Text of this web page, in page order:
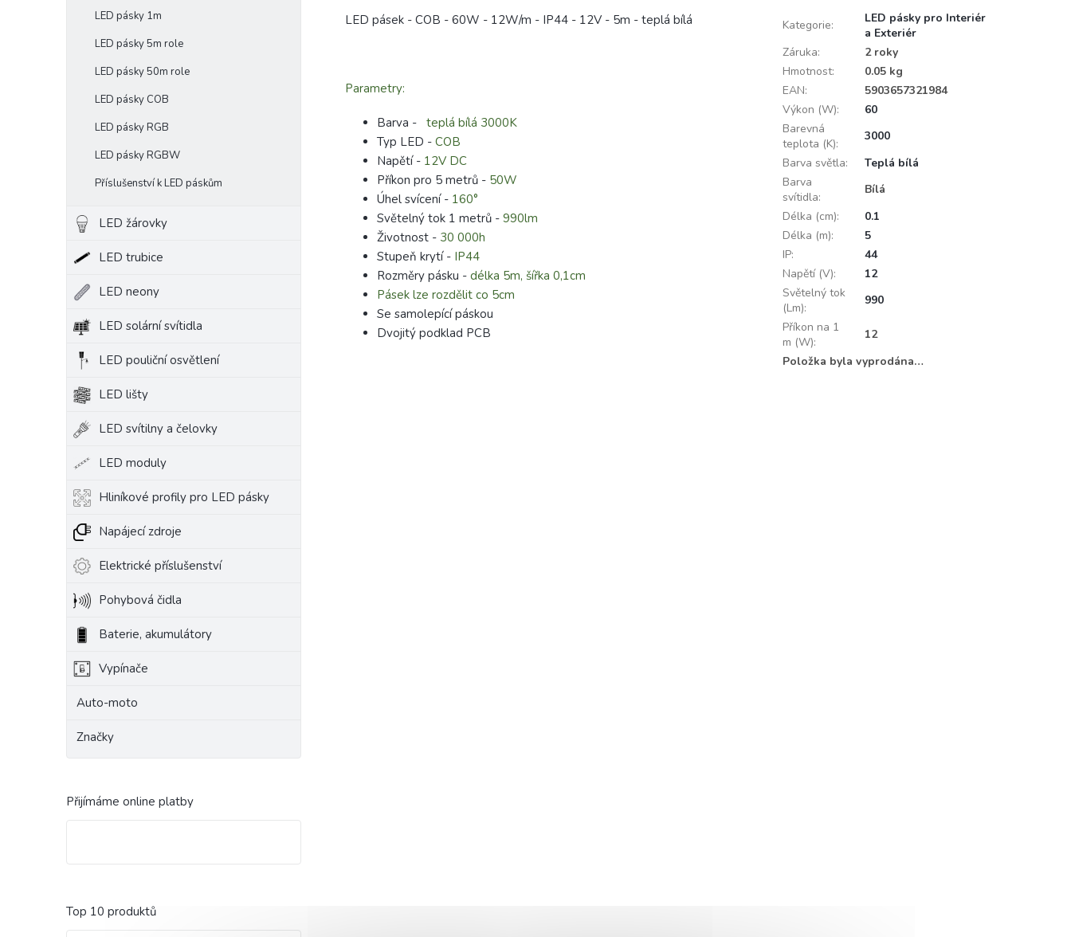
LED pásky 1m
LED pásky 5m role
LED pásky 50m role
LED pásky COB
LED pásky RGB
LED pásky RGBW
Příslušenství k LED páskům
LED žárovky
LED trubice
LED neony
LED solární svítidla
LED pouliční osvětlení
LED lišty
LED svítilny a čelovky
LED moduly
Hliníkové profily pro LED pásky
Napájecí zdroje
Elektrické příslušenství
Pohybová čidla
Baterie, akumulátory
Vypínače
Auto-moto
Značky
Přijímáme online platby
Top 10 produktů
LED pásek - COB - 60W - 12W/m - IP44 - 12V - 5m - teplá bílá
Parametry:
Barva - teplá bílá 3000K
Typ LED - COB
Napětí - 12V DC
Příkon pro 5 metrů - 50W
Úhel svícení - 160°
Světelný tok 1 metrů - 990lm
Životnost - 30 000h
Stupeň krytí - IP44
Rozměry pásku - délka 5m, šířka 0,1cm
Pásek lze rozdělit co 5cm
Se samolepící páskou
Dvojitý podklad PCB
Kategorie:
LED pásky pro Interiér
a Exteriér
Záruka:
2 roky
Hmotnost:
0.05 kg
EAN:
5903657321984
Výkon (W):
60
Barevná
teplota (K):
3000
Barva světla:
Teplá bílá
Barva
svítidla:
Bílá
Délka (cm):
0.1
Délka (m):
5
IP:
44
Napětí (V):
12
Světelný tok
(Lm):
990
Příkon na 1
m (W):
12
Položka byla vyprodána…